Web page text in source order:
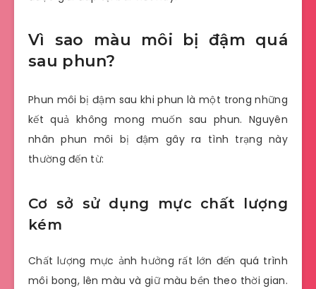
Vì sao màu môi bị đậm quá
sau phun?
Phun môi bị đậm sau khi phun là một trong những
kết quả không mong muốn sau phun. Nguyên
nhân phun môi bị đậm gây ra tình trạng này
thường đến từ:
Cơ sở sử dụng mực chất lượng
kém
Chất lượng mực ảnh hưởng rất lớn đến quá trình
môi bong, lên màu và giữ màu bền theo thời gian.